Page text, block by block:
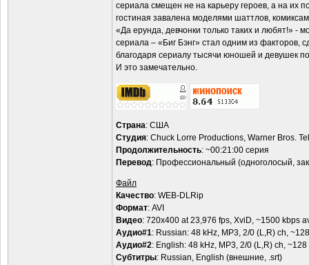
сериала смещен не на карьеру героев, а на их
гостиная завалена моделями шаттлов,
«Да ерунда, девчонки только таких и любят!» -
сериала – «Биг Бэнг» стал одним из факторов,
благодаря сериалу тысячи юношей и девушек
И это замечательно.
Страна: США
Студия: Chuck Lorre Productions, Warner Bros.
Продолжительность: ~00:21:00 серия
Перевод: Профессиональный (одноголосый,
Файл
Качество: WEB-DLRip
Формат: AVI
Видео: 720x400 at 23,976 fps, XviD, ~1500 kbps
Аудио#1: Russian: 48 kHz, MP3, 2/0 (L,R) ch,
Аудио#2: English: 48 kHz, MP3, 2/0 (L,R) ch,
Субтитры: Russian, English (внешние, .srt)